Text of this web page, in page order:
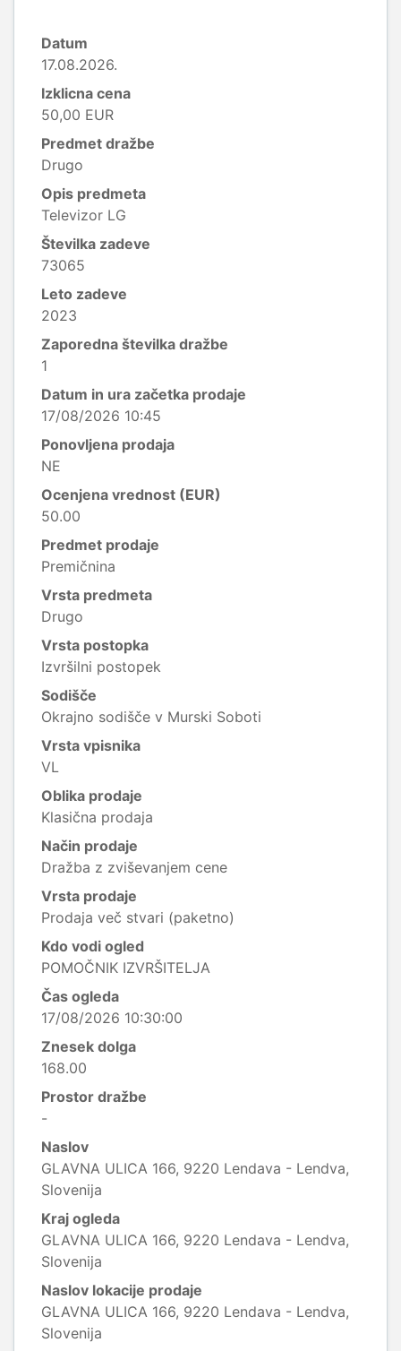
Datum
17.08.2026.
Izklicna cena
50,00 EUR
Predmet dražbe
Drugo
Opis predmeta
Televizor LG
Številka zadeve
73065
Leto zadeve
2023
Zaporedna številka dražbe
1
Datum in ura začetka prodaje
17/08/2026 10:45
Ponovljena prodaja
NE
Ocenjena vrednost (EUR)
50.00
Predmet prodaje
Premičnina
Vrsta predmeta
Drugo
Vrsta postopka
Izvršilni postopek
Sodišče
Okrajno sodišče v Murski Soboti
Vrsta vpisnika
VL
Oblika prodaje
Klasična prodaja
Način prodaje
Dražba z zviševanjem cene
Vrsta prodaje
Prodaja več stvari (paketno)
Kdo vodi ogled
POMOČNIK IZVRŠITELJA
Čas ogleda
17/08/2026 10:30:00
Znesek dolga
168.00
Prostor dražbe
-
Naslov
GLAVNA ULICA 166, 9220 Lendava - Lendva,
Slovenija
Kraj ogleda
GLAVNA ULICA 166, 9220 Lendava - Lendva,
Slovenija
Naslov lokacije prodaje
GLAVNA ULICA 166, 9220 Lendava - Lendva,
Slovenija